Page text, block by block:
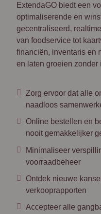
ExtendaGO biedt een
optimaliserende en
gecentraliseerd,
van foodservice tot
financiën, inventaris en
en laten groeien zonder
Zorg ervoor dat alle
naadloos
Online bestellen en
nooit gemakkelijker
Minimaliseer
voorraadbeheer
Ontdek nieuwe
verkooprapporten
Accepteer alle